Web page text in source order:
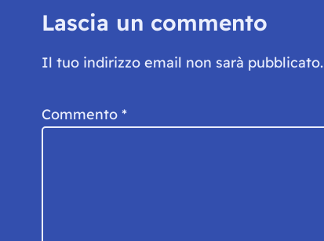
Lascia un commento
Il tuo indirizzo email non sarà pubblicato.
Commento *